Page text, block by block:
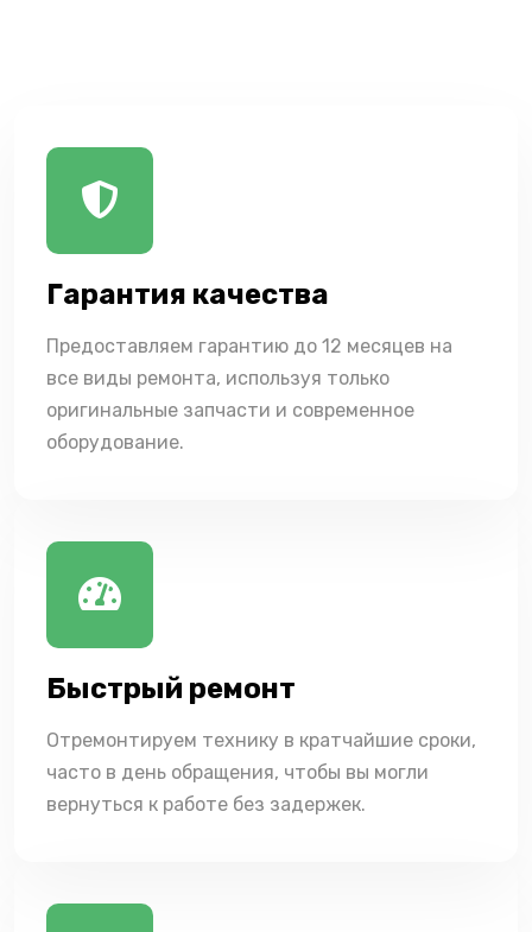
Гарантия качества
Предоставляем гарантию до 12 месяцев на
все виды ремонта, используя только
оригинальные запчасти и современное
оборудование.
Быстрый ремонт
Отремонтируем технику в кратчайшие сроки,
часто в день обращения, чтобы вы могли
вернуться к работе без задержек.